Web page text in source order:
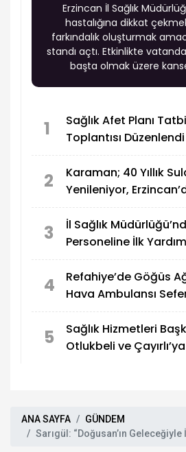
Erzincan İl Sağlık
hastalığına dikkat
farkındalık oluşturmak
standı açtı. Etkinlikte
başta olmak üzere
1
Sağlık Afet Planı
Toplantısı Düzenlendi
2
Karaman; 40 Yıllık
Yenileniyor,
3
İl Sağlık
Personeline İlk
4
Refahiye’de Göğüs
Hava Ambulansı
5
Sağlık Hizmetleri
Otlukbeli ve
ANA SAYFA
GÜNDEM
Sarıgül: “Doğusan’ın